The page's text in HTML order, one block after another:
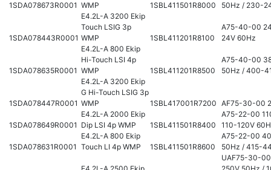
1SDA078673R0001 WMP
1SBL411501R8000
50Hz / 230-
1SDA078443R0001
E4.2L-A 3200 Ekip
Touch LSIG 3p
WMP
1SBL411201R8100
A75-40-00
24V 60Hz
1SDA078635R0001
E4.2L-A 800 Ekip
Hi-Touch LSI 4p
WMP
1SBL411201R8500
A75-40-00
50Hz / 400-
1SDA078447R0001
E4.2L-A 3200 Ekip
G Hi-Touch LSIG 3p
WMP
1SBL417001R7200 AF75-30-00
1SDA078649R0001
E4.2L-A 2000 Ekip
Dip LSI 4p WMP
1SBL411501R8400
A75-22-00
110-120V
1SDA078631R0001
E4.2L-A 800 Ekip
Touch LI 4p WMP
1SBL411501R8600
A75-22-00
50Hz / 415-
UAF75-30-